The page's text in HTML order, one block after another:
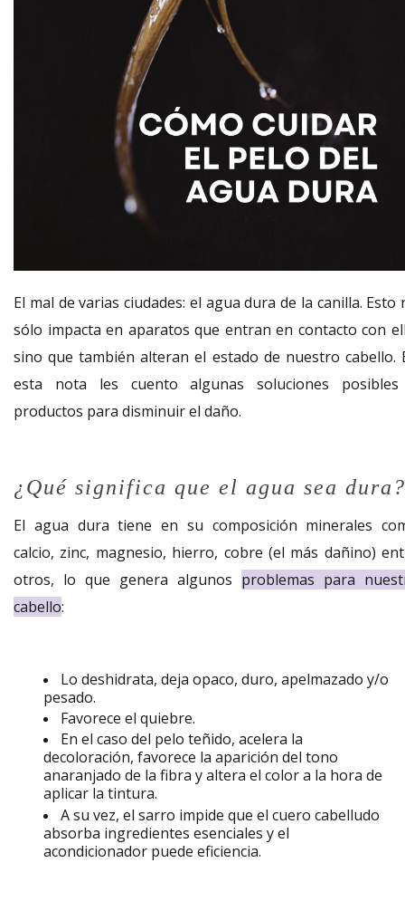
El mal de varias ciudades: el agua dura de la canilla. Esto
sólo impacta en aparatos que entran en contacto con
sino que también alteran el estado de nuestro cabello.
esta nota les cuento algunas soluciones
productos para disminuir el daño.
¿Qué significa que el agua sea dura?
El agua dura tiene en su composición minerales
calcio, zinc, magnesio, hierro, cobre (el más dañino)
otros, lo que genera algunos problemas para
cabello:
Lo deshidrata, deja opaco, duro, apelmazado y/o
pesado.
Favorece el quiebre.
En el caso del pelo teñido, acelera la
decoloración, favorece la aparición del tono
anaranjado de la fibra y altera el color a la hora de
aplicar la tintura.
A su vez, el sarro impide que el cuero cabelludo
absorba ingredientes esenciales y el
acondicionador puede eficiencia.